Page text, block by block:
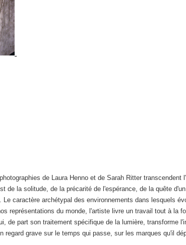
de Laura Henno et de Sarah Ritter
de la solitude, de la précarité de l'espérance, de la quête
caractère archétypal des environnements dans lesquels
représentations du monde, l'artiste livre un travail tout à la
de part son traitement spécifique de la lumière, transforme
regard grave sur le temps qui passe, sur les marques qu'il